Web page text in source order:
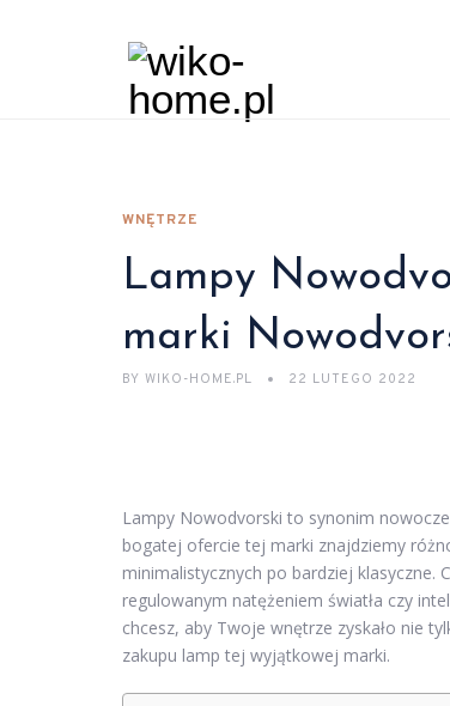
WNĘTRZE
Lampy
marki
BY WIKO-HOME.PL 22 LUTEGO 2022
Lampy Nowodvorski to synonim
bogatej ofercie tej marki znajdziemy
minimalistycznych po bardziej
regulowanym natężeniem światła czy
chcesz, aby Twoje wnętrze zyskało nie
zakupu lamp tej wyjątkowej marki.